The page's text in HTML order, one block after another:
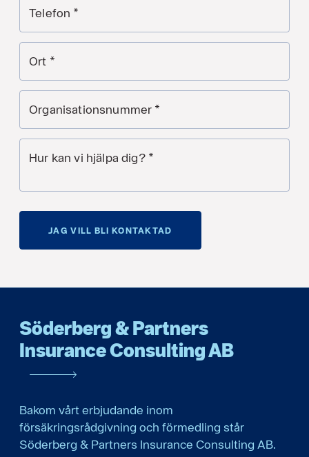
Telefon *
Ort *
Organisationsnummer *
Hur kan vi hjälpa dig? *
JAG VILL BLI KONTAKTAD
Söderberg & Partners
Insurance Consulting AB
Bakom vårt erbjudande inom
försäkringsrådgivning och förmedling står
Söderberg & Partners Insurance Consulting AB.